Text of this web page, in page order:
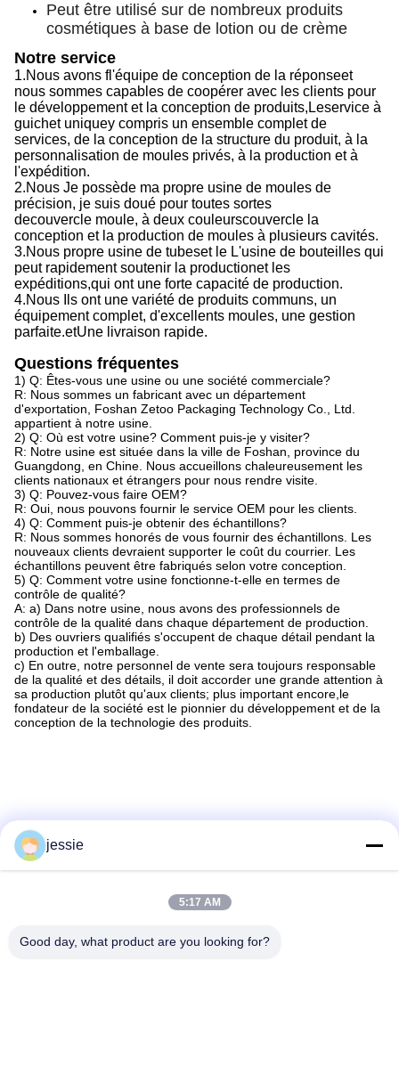
Peut être utilisé sur de nombreux produits
cosmétiques à base de lotion ou de crème
Notre service
1.Nous avons fl'équipe de conception de la réponseet
nous sommes capables de coopérer avec les clients pour
le développement et la conception de produits, Leservice à
guichet uniquey compris un ensemble complet de
services, de la conception de la structure du produit, à la
personnalisation de moules privés, à la production et à
l'expédition.
2.Nous Je possède ma propre usine de moules de
précision, je suis doué pour toutes sortes
decouvercle moule, à deux couleurscouvercle la
conception et la production de moules à plusieurs cavités.
3.Nous propre usine de tubeset le L'usine de bouteilles qui
peut rapidement soutenir la productionet les
expéditions,qui ont une forte capacité de production.
4.Nous
Ils ont une variété de produits communs, un
équipement complet, d'excellents moules, une gestion
parfaite.etUne livraison rapide.
Questions fréquentes
1) Q: Êtes-vous une usine ou une société commerciale?
R: Nous sommes un fabricant avec un département
d'exportation, Foshan Zetoo Packaging Technology Co., Ltd.
appartient à notre usine.
2) Q: Où est votre usine? Comment puis-je y visiter?
R: Notre usine est située dans la ville de Foshan, province du
Guangdong, en Chine. Nous accueillons chaleureusement les
clients nationaux et étrangers pour nous rendre visite.
3) Q: Pouvez-vous faire OEM?
R: Oui, nous pouvons fournir le service OEM pour les clients.
4) Q: Comment puis-je obtenir des échantillons?
R: Nous sommes honorés de vous fournir des échantillons. Les
nouveaux clients devraient supporter le coût du courrier. Les
échantillons peuvent être fabriqués selon votre conception.
5) Q: Comment votre usine fonctionne-t-elle en termes de
contrôle de qualité?
A: a) Dans notre usine, nous avons des professionnels de
contrôle de la qualité dans chaque département de production.
b) Des ouvriers qualifiés s'occupent de chaque détail pendant la
production et l'emballage.
c) En outre, notre personnel de vente sera toujours responsable
de la qualité et des détails, il doit accorder une grande attention à
sa production plutôt qu'aux clients; plus important encore,le
fondateur de la société est le pionnier du développement et de la
conception de la technologie des produits.
jessie
5:17 AM
Good day, what product are you looking for?